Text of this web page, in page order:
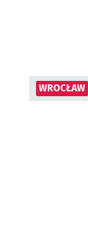
WROCŁAW